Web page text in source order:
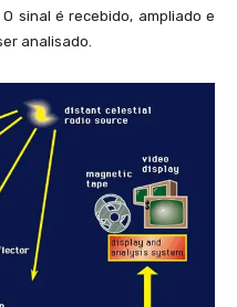
sinal é recebido, ampliado e
analisado.